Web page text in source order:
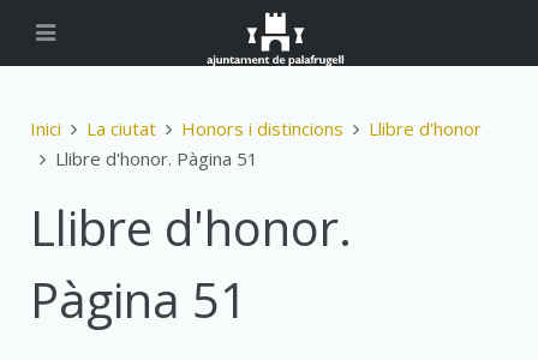
Inici La ciutat Honors i distincions
Llibre d'honor
Llibre d'honor. Pàgina 51
Llibre d'honor.
Pàgina 51